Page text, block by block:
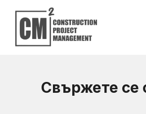
Свържете се